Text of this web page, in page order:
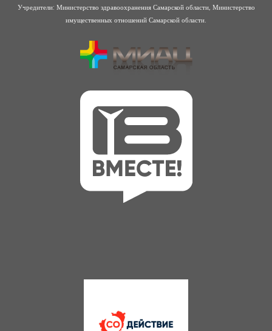
Учредители: Министерство здравоохранения Самарской области, Министерство
имущественных отношений Самарской области.